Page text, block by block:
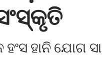
ହଂସ ହାନି ଯୋଗ